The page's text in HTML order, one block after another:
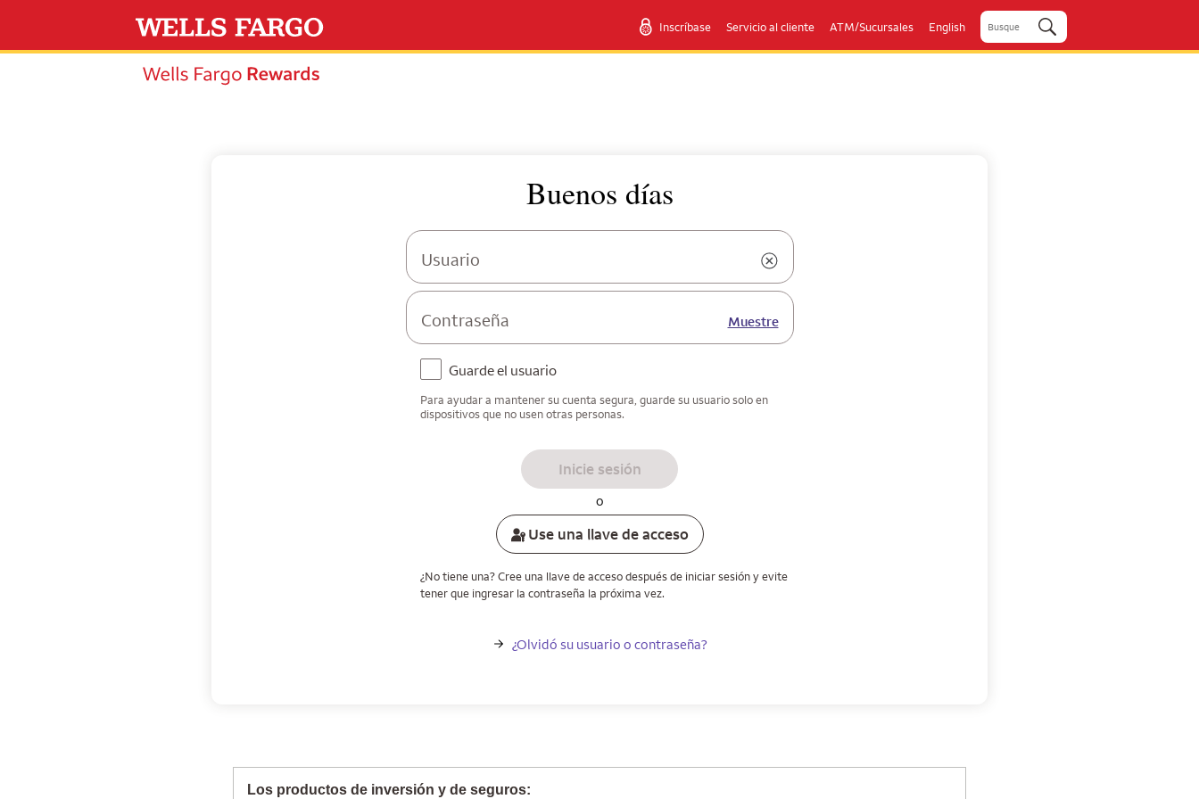
Inscríbase Servicio al cliente ATM/Sucursales English
Buenos días
Usuario
Contraseña Muestre
Guarde el usuario
Para ayudar a mantener su cuenta segura, guarde su usuario solo en
dispositivos que no usen otras personas.
Inicie sesión
o
Use una llave de acceso
¿No tiene una? Cree una llave de acceso después de iniciar sesión y evite
tener que ingresar la contraseña la próxima vez.
¿Olvidó su usuario o contraseña?
Los productos de inversión y de seguros: